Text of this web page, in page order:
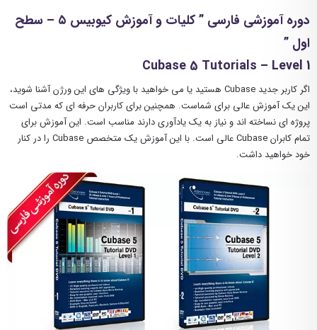
دوره آموزشی فارسی ” کلیات و آموزش کیوبیس ۵ – سطح
اول ”
Cubase 5 Tutorials – Level 1
اگر کاربر جدید Cubase هستید یا می خواهید با ویژگی های این ورژن آشنا شوید،
این یک آموزش عالی برای شماست. همچنین برای کاربران حرفه ای که مدتی است
پروژه ای نساخته اند و نیاز به یک یادآوری دارند مناسب است. این آموزش برای
تمام کابران Cubase عالی است. با این آموزش یک متخصص Cubase را در کنار
خود خواهید داشت.